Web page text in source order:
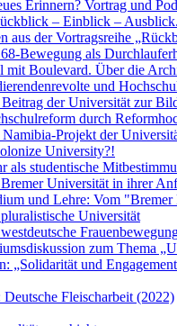
Erinnern? Vortrag und
– Einblick –
aus der Vortragsreihe
Bewegung als
mit Boulevard. Über die
und
der Universität zur
durch
Namibia-Projekt der
University?!
als studentische
Universität in ihrer
und Lehre: Vom
Universität
zum Thema
„Solidarität und
Deutsche Fleischarbeit (2022)